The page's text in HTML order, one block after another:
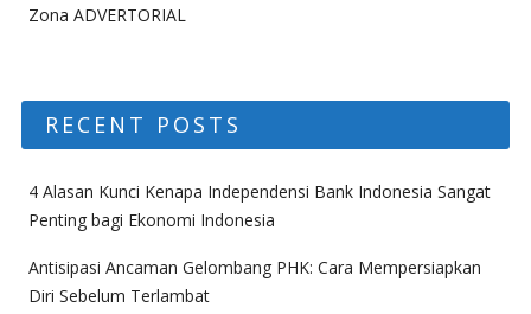
Zona ADVERTORIAL
RECENT POSTS
4 Alasan Kunci Kenapa Independensi Bank Indonesia Sangat
Penting bagi Ekonomi Indonesia
Antisipasi Ancaman Gelombang PHK: Cara Mempersiapkan
Diri Sebelum Terlambat